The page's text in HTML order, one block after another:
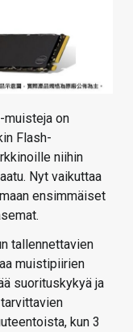
muisteja on
Flash-
niihin
Nyt vaikuttaa
ensimmäiset
tallennettavien
muistipiirien
suorituskykyä ja
kun 3